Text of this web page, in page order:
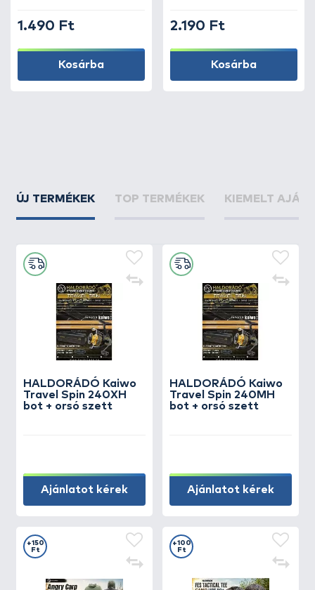
1.490 Ft
Kosárba
2.190 Ft
Kosárba
ÚJ TERMÉKEK TOP TERMÉKEK KIEMELT
HALDORÁDÓ Kaiwo
Travel Spin 240XH
bot + orsó szett
Ajánlatot kérek
HALDORÁDÓ Kaiwo
Travel Spin 240MH
bot + orsó szett
Ajánlatot kérek
+150
Ft
+100
Ft